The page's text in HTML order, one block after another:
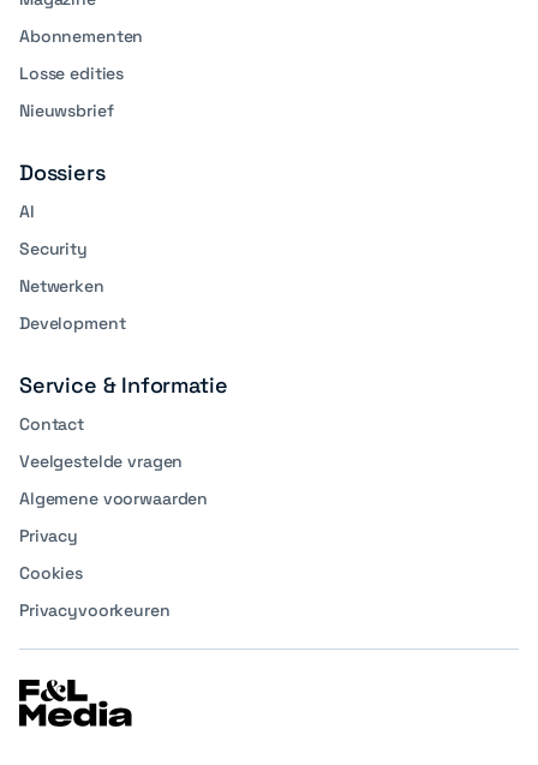
Abonnementen
Losse edities
Nieuwsbrief
Dossiers
AI
Security
Netwerken
Development
Service & Informatie
Contact
Veelgestelde vragen
Algemene voorwaarden
Privacy
Cookies
Privacyvoorkeuren